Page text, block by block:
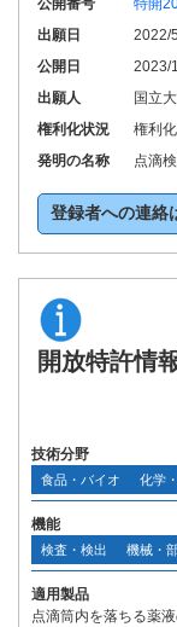
公開番号
特開
出願日
2022/
公開日
2023/
出願人
国立
権利化状況
権利
発明の名称
点滴
登録者への連絡
開放特許情
技術分野
食品・バイオ 化学
機能
検査・検出 機械・
適用製品
点滴筒内を落ちる薬